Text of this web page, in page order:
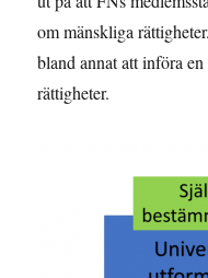
om mänskliga
bland annat att införa
rättigheter.